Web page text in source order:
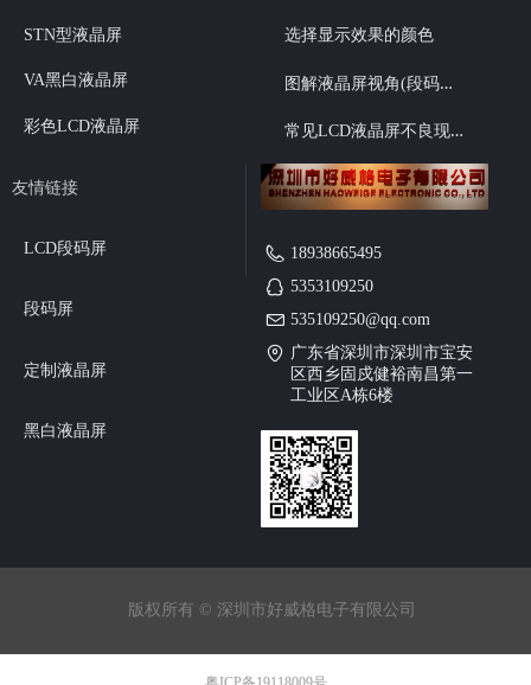
18938665495
5353109250
535109250@qq.com
广东省深圳市深圳市宝安
区西乡固戍健裕南昌第一
工业区A栋6楼
版权所有 © 深圳市好威格电子有限公司
选择显示效果的颜色
图
解液晶屏视角(段码液晶6点、12点视角选择）
常
见LCD液晶屏不良现象
友情链接
LCD段码屏
段码屏
定制液晶屏
黑白液晶屏
STN型液晶屏
VA黑白液晶屏
彩色LCD液晶屏